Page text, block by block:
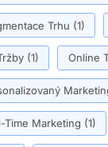
Trhu (1)
(1) Online
Time Marketing (1)